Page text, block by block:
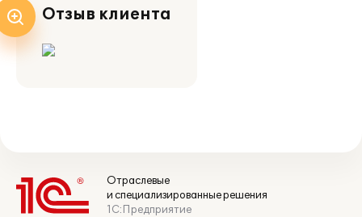
Отзыв клиента
Отраслевые
и специализированные решения
1С:Предприятие